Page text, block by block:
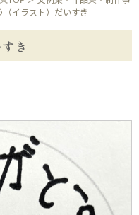
（イラスト）だいすき
き